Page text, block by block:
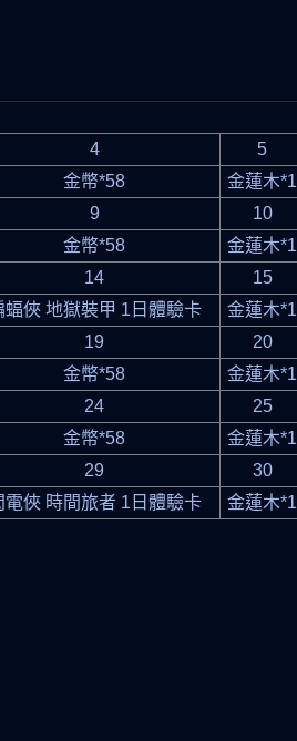
4
5
金幣*58
金蓮木*1
9
10
金幣*58
金蓮木*1
14
15
蝠俠 地獄裝甲 1日體驗卡
金蓮木*1
19
20
金幣*58
金蓮木*1
24
25
金幣*58
金蓮木*1
29
30
電俠 時間旅者 1日體驗卡
金蓮木*1